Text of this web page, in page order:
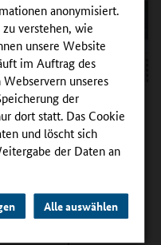
anonymisiert.
verstehen, wie
unsere Website
im Auftrag des
unseres
der
dort statt. Das Cookie
und löscht sich
der Daten an
Alle auswählen
mit mobilen Werkstätten die
die nötige Ausstattung.
Projekt HeldinEnan: